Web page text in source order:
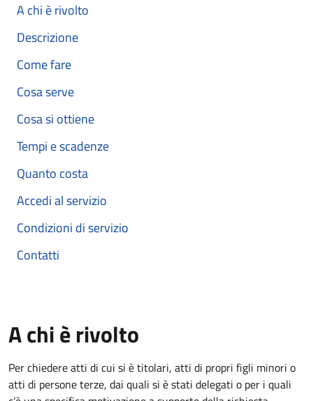
A chi è rivolto
Descrizione
Come fare
Cosa serve
Cosa si ottiene
Tempi e scadenze
Quanto costa
Accedi al servizio
Condizioni di servizio
Contatti
A chi è rivolto
Per chiedere atti di cui si è titolari, atti di propri figli minori o
atti di persone terze, dai quali si è stati delegati o per i quali